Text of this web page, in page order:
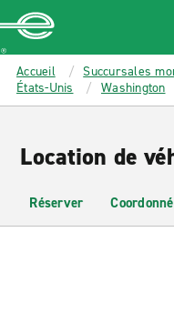
MAIN
CONTENT
Enterprise
Accueil
Succursales
États-Unis
Washington
Location de
Réserver